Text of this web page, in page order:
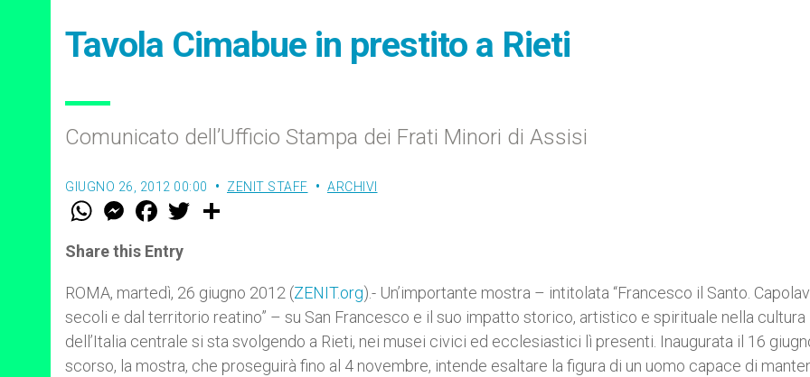
Tavola Cimabue in prestito a Rieti
Comunicato dell’Ufficio Stampa dei Frati Minori di Assisi
GIUGNO 26, 2012 00:00 ZENIT STAFF ARCHIVI
W
t
s
p
p
M
e
s
e
g
e
r
F
a
e
b
o
k
w
r
Share this Entry
ROMA, martedì, 26 giugno 2012 (ZENIT.org).- Un’importante mostra – intitolata “Francesco il Santo.
secoli e dal territorio reatino” – su San Francesco e il suo impatto storico, artistico e spirituale nella cultura
dell’Italia centrale si sta svolgendo a Rieti, nei musei civici ed ecclesiastici lì presenti. Inaugurata il 16
scorso, la mostra, che proseguirà fino al 4 novembre, intende esaltare la figura di un uomo capace di